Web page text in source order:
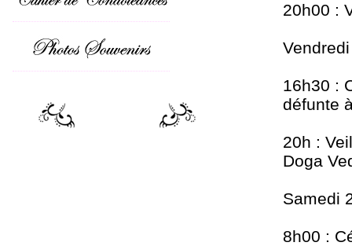
20h00 :
16h30 :
défunte
20h :
Doga
Samedi
8h00 :